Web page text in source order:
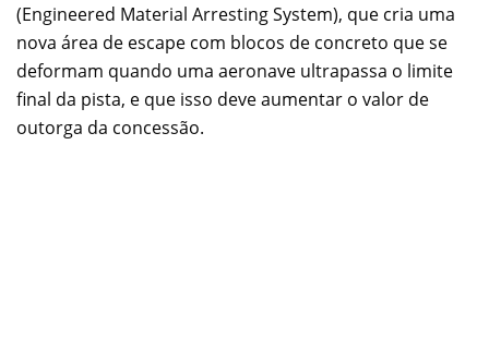
(Engineered Material Arresting System), que cria uma
nova área de escape com blocos de concreto que se
deformam quando uma aeronave ultrapassa o limite
final da pista, e que isso deve aumentar o valor de
outorga da concessão.